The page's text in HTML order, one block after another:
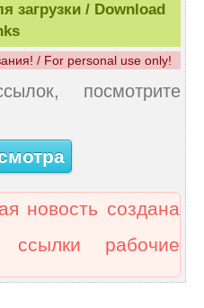
/ Download
/ For personal use only!
посмотрите
новость создана
ссылки рабочие